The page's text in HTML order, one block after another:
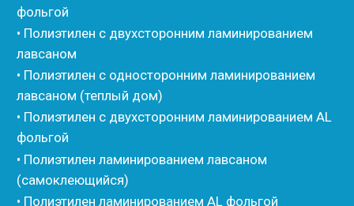
• Стенофлекс Жгут
• Подложка Тепофол НПЭ
• Подложка Пенолин НПЭ
• Подложка Мосфол НПЭ
• Жгут Изонел
• Шнур Изонел
• Жгут Тилит
• Шнур Тилит
• Бентонитовый шнур
• Стенофлекс для труб
• Мат из вспененного полиэтилена Тепофол
• Трубная изоляция из вспененного полиэтилена